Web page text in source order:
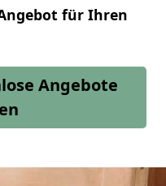
für Ihren
Angebote